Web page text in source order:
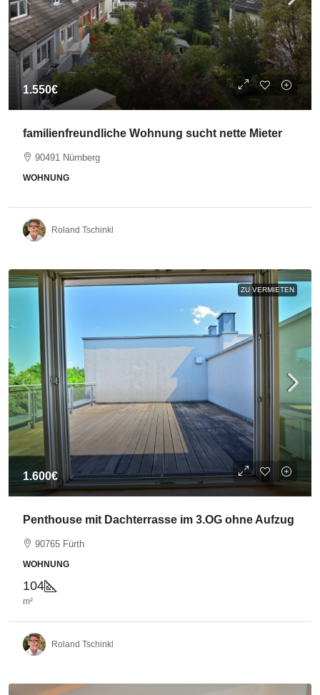
1.550€
familienfreundliche Wohnung sucht nette Mieter
90491 Nürnberg
WOHNUNG
Roland Tschinkl
ZU VERMIETEN
1.600€
Penthouse mit Dachterrasse im 3.OG ohne Aufzug
90765 Fürth
WOHNUNG
104
m²
Roland Tschinkl